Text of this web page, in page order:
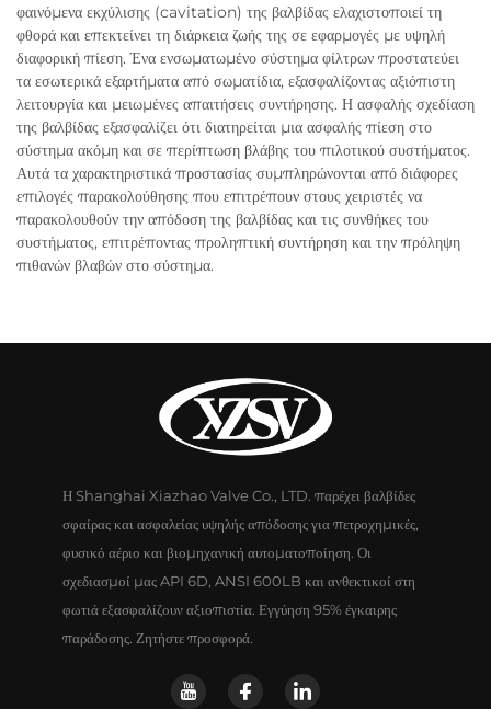
φαινόμενα εκχύλισης (cavitation) της βαλβίδας ελαχιστοποιεί τη
φθορά και επεκτείνει τη διάρκεια ζωής της σε εφαρμογές με υψηλή
διαφορική πίεση. Ένα ενσωματωμένο σύστημα φίλτρων προστατεύει
τα εσωτερικά εξαρτήματα από σωματίδια, εξασφαλίζοντας αξιόπιστη
λειτουργία και μειωμένες απαιτήσεις συντήρησης. Η ασφαλής σχεδίαση
της βαλβίδας εξασφαλίζει ότι διατηρείται μια ασφαλής πίεση στο
σύστημα ακόμη και σε περίπτωση βλάβης του πιλοτικού συστήματος.
Αυτά τα χαρακτηριστικά προστασίας συμπληρώνονται από διάφορες
επιλογές παρακολούθησης που επιτρέπουν στους χειριστές να
παρακολουθούν την απόδοση της βαλβίδας και τις συνθήκες του
συστήματος, επιτρέποντας προληπτική συντήρηση και την πρόληψη
πιθανών βλαβών στο σύστημα.
Η Shanghai Xiazhao Valve Co., LTD. παρέχει βαλβίδες
σφαίρας και ασφαλείας υψηλής απόδοσης για πετροχημικές,
φυσικό αέριο και βιομηχανική αυτοματοποίηση. Οι
σχεδιασμοί μας API 6D, ANSI 600LB και ανθεκτικοί στη
φωτιά εξασφαλίζουν αξιοπιστία. Εγγύηση 95% έγκαιρης
παράδοσης. Ζητήστε προσφορά.